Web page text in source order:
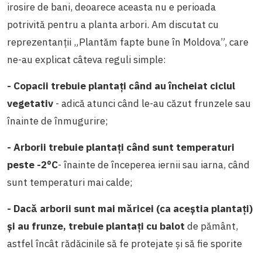
irosire de bani, deoarece aceasta nu e perioada
potrivită pentru a planta arbori. Am discutat cu
reprezentanții „Plantăm fapte bune în Moldova”, care
ne-au explicat câteva reguli simple:
- Copacii trebuie plantați când au încheiat ciclul
vegetativ - adică atunci când le-au căzut frunzele sau
înainte de înmugurire;
- Arborii trebuie plantați când sunt temperaturi
peste -2°C- înainte de începerea iernii sau iarna, când
sunt temperaturi mai calde;
- Dacă arborii sunt mai măricei (ca aceștia plantați)
și au frunze, trebuie plantați cu balot de pământ,
astfel încât rădăcinile să fe protejate și să fie sporite